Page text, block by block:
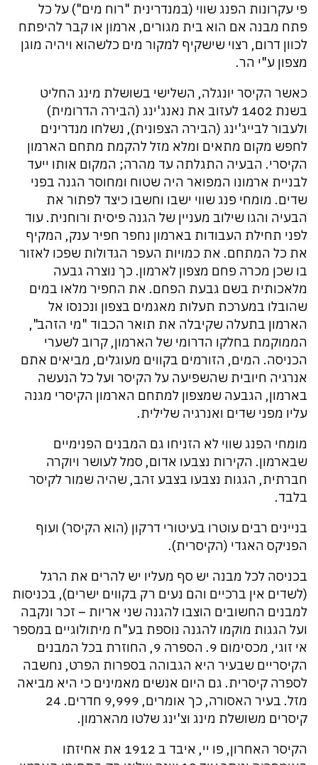
פי עקרונות הפנג שווי (במנדרינית "רוח מים") על כל
פתח מבנה אם הוא בית מגורים, ארמון או קבר להיפתח
לכוון דרום, רצוי שישקיף למקור מים כלשהוא ויהיה מוגן
מצפון ע"י הר.
כאשר הקיסר יונגלה, השלישי בשושלת מינג החליט
בשנת 1402 לעזוב את נאנג'ינג (הבירה הדרומית)
ולעבור לבייג'ינג (הבירה הצפונית), נשלחו מנדרינים
לחפש מקום מתאים ומלא מזל להקמת מתחם הארמון
הקיסרי. הבעיה התגלתה עד מהרה; המקום אותו ייעד
לבניית ארמונו המפואר היה שטוח ומחוסר הגנה בפני
שדים. מומחי פנג שווי ישבו וחשבו כיצד לפתור את
הבעיה והגו שילוב מעניין של הגנה פיסית ורוחנית. עוד
לפני תחילת העבודות בארמון נחפר חפיר ענק, המקיף
את כל המתחם. את כמויות העפר הגדולות שפכו לאזור
בו שכן מכרה פחם מצפון לארמון. כך נוצרה גבעה
מלאכותית בשם גבעת הפחם. את החפיר מלאו במים
שהובלו במערכת תעלות מאגמים בצפון ונכנסו אל
הארמון בתעלה שקיבלה את תואר הכבוד "מי הזהב",
הממוקמת בחלקו הדרומי של הארמון, קרוב לשערי
הכניסה. המים, הזורמים בקווים מעוגלים, מביאים אתם
אנרגיה חיובית שהשפיעה על הקיסר ועל כל הנעשה
בארמון, הגבעה שמצפון למתחם הארמון הקיסרי מגנה
עליו מפני שדים ואנרגיה שלילית.
מומחי הפנג שווי לא הזניחו גם המבנים הפנימיים
שבארמון. הקירות נצבעו אדום, סמל לעושר ויוקרה
חברתית, הגגות נצבעו בצבע זהב, שהיה שמור לקיסר
בלבד.
בניינים רבים עוטרו בעיטורי דרקון (הוא הקיסר) ועוף
הפניקס האגדי (הקיסרית).
בכניסה לכל מבנה יש סף מעליו יש להרים את הרגל
(לשדים אין ברכיים והם נעים רק בקווים ישרים), בכניסות
למבנים החשובים הוצבו להגנה שני אריות – זכר ונקבה
ועל הגגות מוקמו להגנה נוספת בע"ח מיתולוגיים במספר
אי זוגי, מכסימום 9. הספרה 9, החוזרת בכל המבנים
הקיסריים שבעיר היא הגבוהה בספרות הפרט, נחשבה
לספרה קיסרית. גם היום אנשים מאמינים כי היא מביאה
מזל. בעיר האסורה, כך אומרים, 9,999 חדרים. 24
קיסרים משושלת מינג וצ'ינג שלטו מהארמון.
הקיסר האחרון, פו יי, איבד ב 1912 את אחיזתו